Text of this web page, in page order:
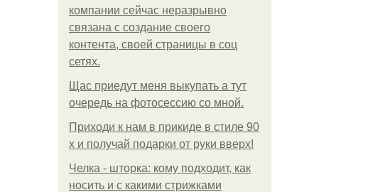
компании сейчас неразрывно
связана с создание своего
контента, своей страницы в соц
сетях.
Щас приедут меня выкупать а тут
очередь на фотосессию со мной.
Приходи к нам в прикиде в стиле 90
х и получай подарки от руки вверх!
Челка - шторка: кому подходит, как
носить и с какими стрижками